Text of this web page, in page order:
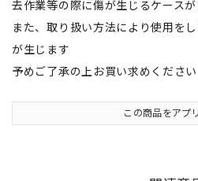
去作業等の際に傷が生じるケース
また、取り扱い方法により使用を
が生じます
予めご了承の上お買い求めください
この商品をアプ